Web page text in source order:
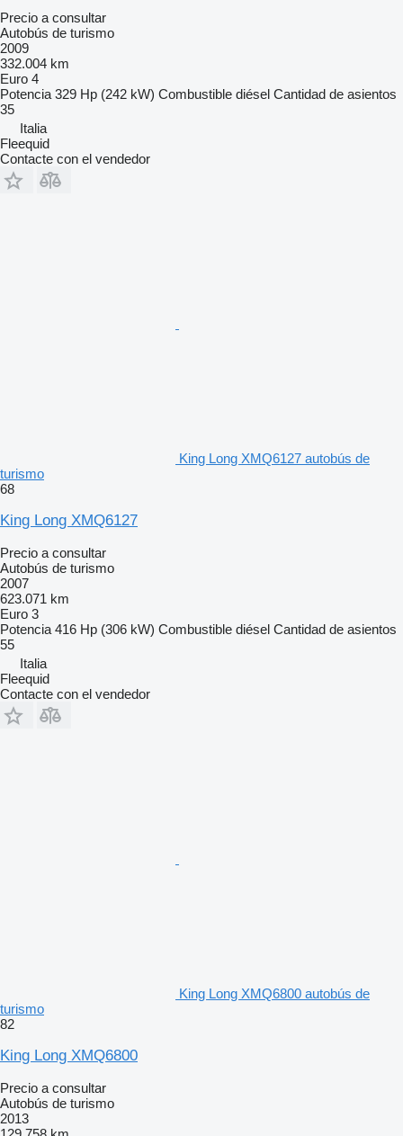
Precio a consultar
Autobús de turismo
2009
332.004 km
Euro 4
Potencia 329 Hp (242 kW) Combustible diésel Cantidad de asientos
35
Italia
Fleequid
Contacte con el vendedor
King Long XMQ6127 autobús de
turismo
68
King Long XMQ6127
Precio a consultar
Autobús de turismo
2007
623.071 km
Euro 3
Potencia 416 Hp (306 kW) Combustible diésel Cantidad de asientos
55
Italia
Fleequid
Contacte con el vendedor
King Long XMQ6800 autobús de
turismo
82
King Long XMQ6800
Precio a consultar
Autobús de turismo
2013